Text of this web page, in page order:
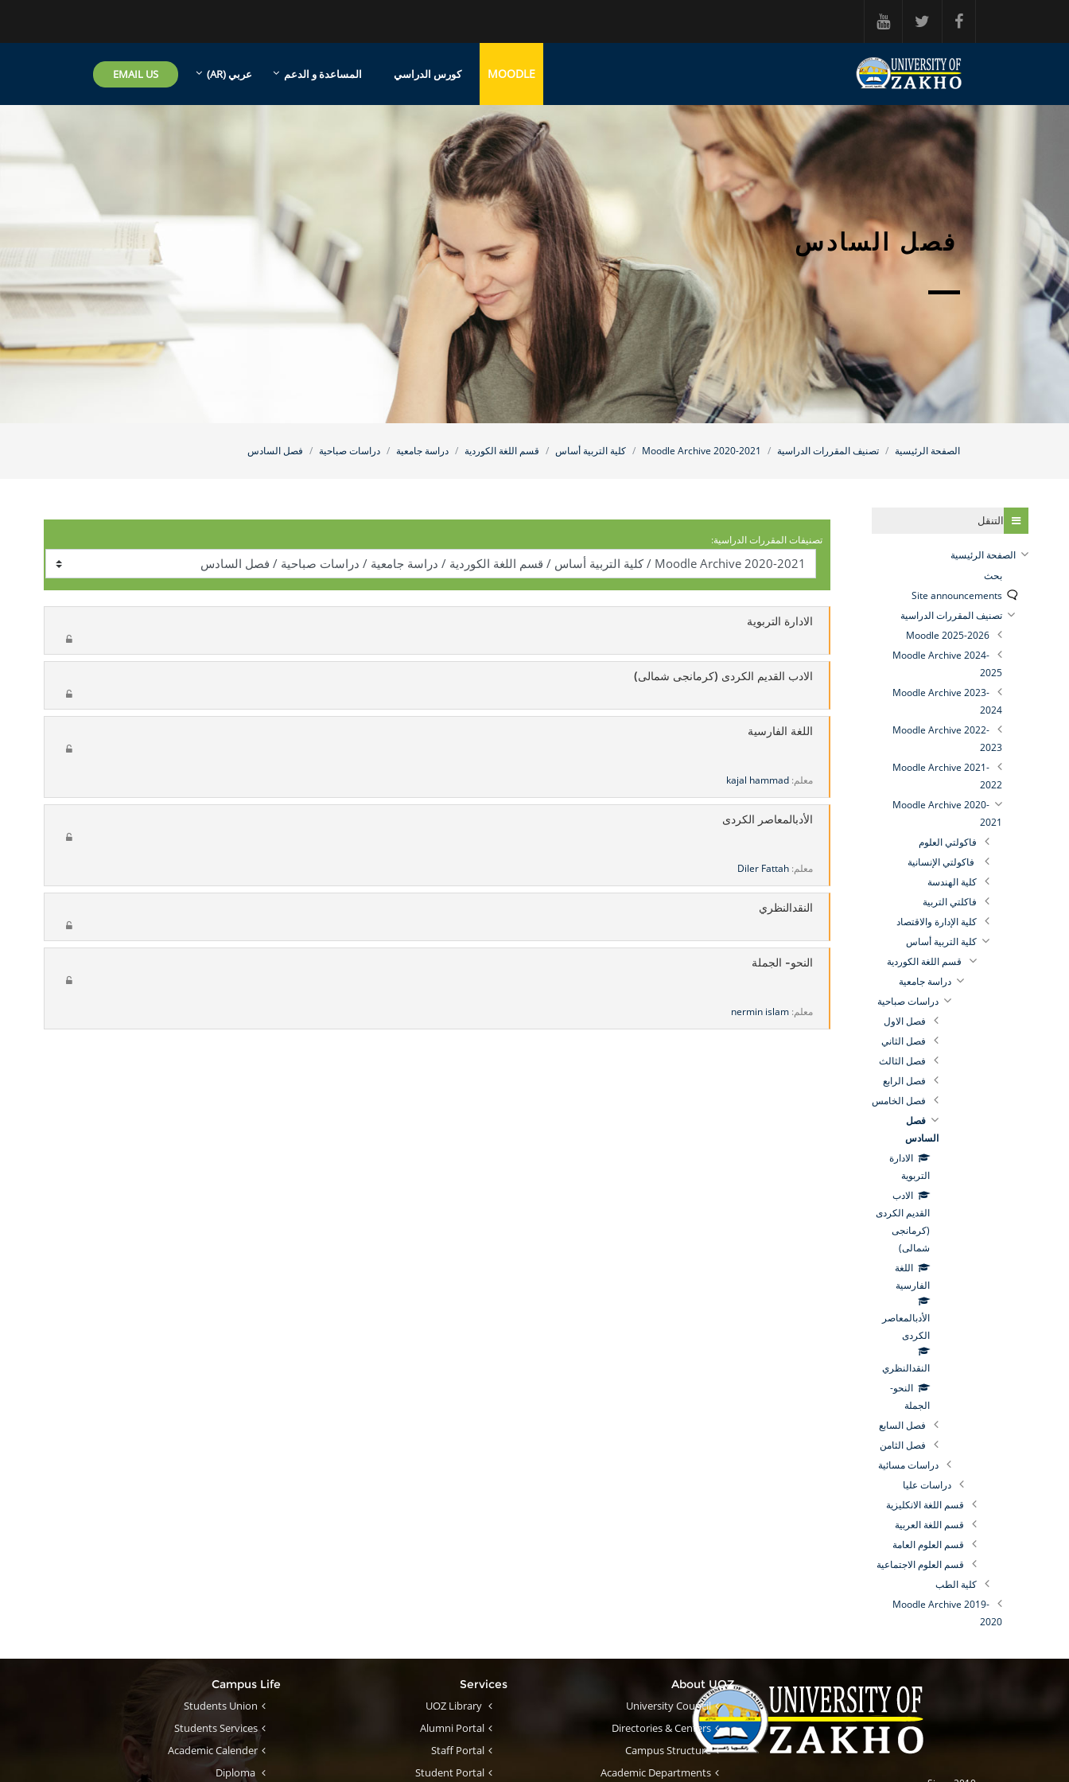
MOODLE كورس الدراسي المساعدة و الدعم عربي ‎(AR)‎ EMAIL US
فصل السادس
الصفحة الرئيسية تصنيف المقررات الدراسية Moodle Archive 2020-2021 كلية التربية أساس قسم اللغة الكوردية دراسة جامعية دراسات صباحية فصل السادس
تصنيفات المقررات الدراسية:
الادارة التربوية
الادب القديم الكردى (كرمانجى شمالى)
اللغة الفارسية
معلم: kajal hammad
الأدبالمعاصر الكردى
معلم: Diler Fattah
النقدالنظري
النحو- الجملة
معلم: nermin islam
التنقل
الصفحة الرئيسية
بحث
Site announcements
تصنيف المقررات الدراسية
Moodle 2025-2026
Moodle Archive 2024-
2025
Moodle Archive 2023-
2024
Moodle Archive 2022-
2023
Moodle Archive 2021-
2022
Moodle Archive 2020-
2021
فاكولتي العلوم
فاكولتي الإنسانية
كلية الهندسة
فاكلتي التربية
كلية الإدارة والاقتصاد
كلية التربية أساس
قسم اللغة الكوردية
دراسة جامعية
دراسات صباحية
فصل الاول
فصل الثاني
فصل الثالث
فصل الرابع
فصل الخامس
فصل
السادس
الادارة
التربوية
الادب
القديم الكردى
(كرمانجى
شمالى)
اللغة
الفارسية
الأدبالمعاصر
الكردى
النقدالنظري
النحو-
الجملة
فصل السابع
فصل الثامن
دراسات مسائية
دراسات عليا
قسم اللغة الانكليزية
قسم اللغة العربية
قسم العلوم العامة
قسم العلوم الاجتماعية
كلية الطب
Moodle Archive 2019-
2020
About UOZ
University Council
Directories & Centers
Campus Structure
Academic Departments
Services
UOZ Library
Alumni Portal
Staff Portal
Student Portal
Campus Life
Students Union
Students Services
Academic Calender
Diploma